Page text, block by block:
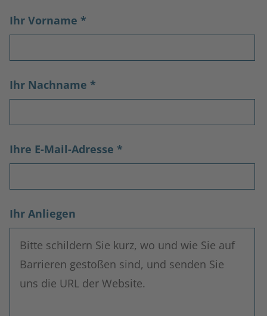
Ihr Vorname *
Ihr Nachname *
Ihre E-Mail-Adresse *
Ihr Anliegen